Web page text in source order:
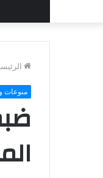
منوعات